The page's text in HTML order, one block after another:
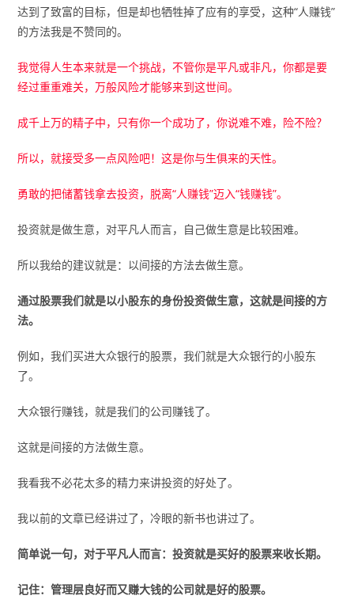
达到了致富的目标，但是却也牺牲掉了应有的享受，这种“人赚钱”
的方法我是不赞同的。
我觉得人生本来就是一个挑战，不管你是平凡或非凡，你都是要
经过重重难关，万般风险才能够来到这世间。
成千上万的精子中，只有你一个成功了，你说难不难，险不险？
所以，就接受多一点风险吧！这是你与生俱来的天性。
勇敢的把储蓄钱拿去投资，脱离“人赚钱”迈入“钱赚钱”。
投资就是做生意，对平凡人而言，自己做生意是比较困难。
所以我给的建议就是：以间接的方法去做生意。
通过股票我们就是以小股东的身份投资做生意，这就是间接的方
法。
例如，我们买进大众银行的股票，我们就是大众银行的小股东
了。
大众银行赚钱，就是我们的公司赚钱了。
这就是间接的方法做生意。
我看我不必花太多的精力来讲投资的好处了。
我以前的文章已经讲过了，冷眼的新书也讲过了。
简单说一句，对于平凡人而言：投资就是买好的股票来收长期。
记住：管理层良好而又赚大钱的公司就是好的股票。